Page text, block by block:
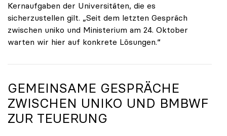
Kernaufgaben der Universitäten, die es
sicherzustellen gilt. „Seit dem letzten Gespräch
zwischen uniko und Ministerium am 24. Oktober
warten wir hier auf konkrete Lösungen.“
GEMEINSAME GESPRÄCHE
ZWISCHEN UNIKO UND BMBWF
ZUR TEUERUNG